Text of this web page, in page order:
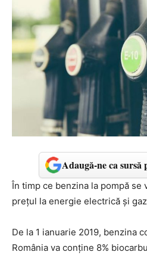
Adaugă-ne ca sursă
În timp ce benzina la pompă se
prețul la energie electrică și
De la 1 ianuarie 2019, benzina
România va conţine 8%